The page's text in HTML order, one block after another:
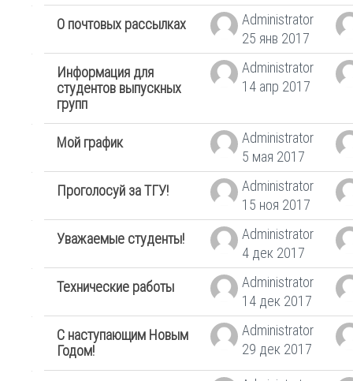
О почтовых рассылках
Administrator
25 янв 2017
Информация для
студентов выпускных
групп
Administrator
14 апр 2017
Мой график
Administrator
5 мая 2017
Проголосуй за ТГУ!
Administrator
15 ноя 2017
Уважаемые студенты!
Administrator
4 дек 2017
Технические работы
Administrator
14 дек 2017
С наступающим Новым
Годом!
Administrator
29 дек 2017